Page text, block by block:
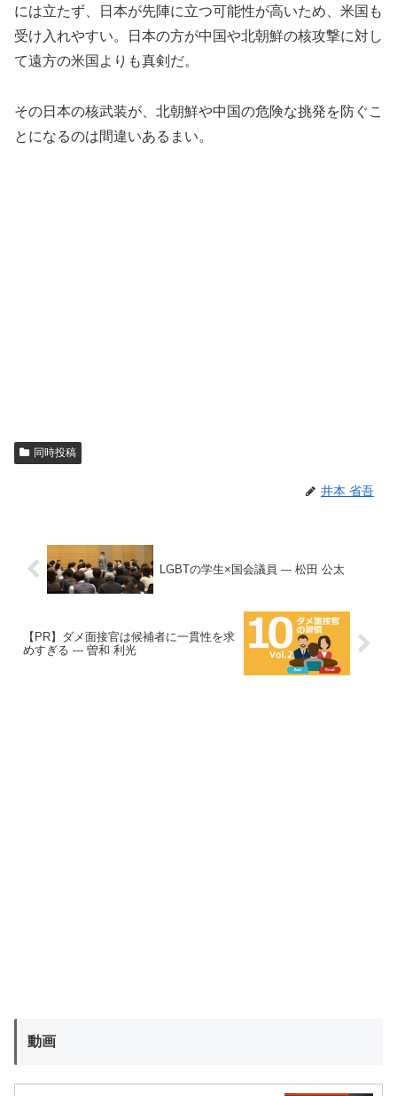
には立たず、日本が先陣に立つ可能性が高いため、米国も
受け入れやすい。日本の方が中国や北朝鮮の核攻撃に対し
て遠方の米国よりも真剣だ。
その日本の核武装が、北朝鮮や中国の危険な挑発を防ぐこ
とになるのは間違いあるまい。
同時投稿
井本 省吾
LGBTの学生×国会議員 --- 松田 公太
【PR】ダメ面接官は候補者に一貫性を求
めすぎる --- 曽和 利光
動画